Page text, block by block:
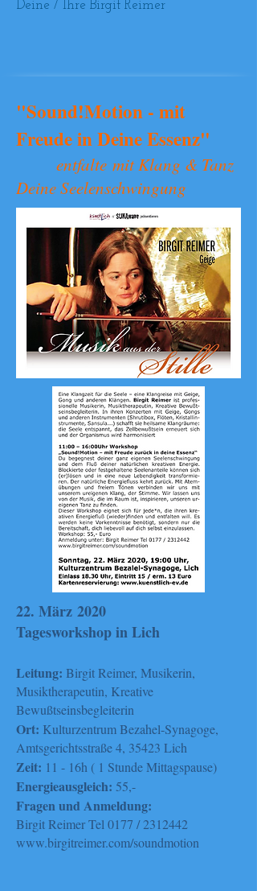
Deine / Ihre Birgit Reimer
"Sound!Motion - mit
Freude in Deine Essenz"
entfalte mit Klang & Tanz
Deine Seelenschwingung
22. März 2020
Tagesworkshop in Lich
Leitung: Birgit Reimer, Musikerin,
Musiktherapeutin, Kreative
Bewußtseinsbegleiterin
Ort: Kulturzentrum Bezahel-Synagoge,
Amtsgerichtsstraße 4, 35423 Lich
Zeit: 11 - 16h ( 1 Stunde Mittagspause)
Energieausgleich: 55,-
Fragen und Anmeldung:
Birgit Reimer Tel 0177 /2312442
www.birgitreimer.com/soundmotion